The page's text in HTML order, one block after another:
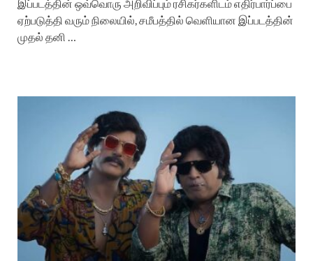
இப்படத்தின் ஒவ்வொரு அறிவிப்பும் ரசிகர்களிடம் எதிர்பார்ப்பை
ஏற்படுத்தி வரும் நிலையில், சமீபத்தில் வெளியான இப்படத்தின்
முதல் தனி …